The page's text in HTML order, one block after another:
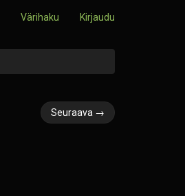
Värihaku Kirjaudu
Seuraava →